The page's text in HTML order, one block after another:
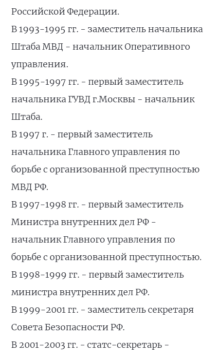
Российской Федерации.
В 1993-1995 гг. - заместитель начальника
Штаба МВД - начальник Оперативного
управления.
В 1995-1997 гг. - первый заместитель
начальника ГУВД г.Москвы - начальник
Штаба.
В 1997 г. - первый заместитель
начальника Главного управления по
борьбе с организованной преступностью
МВД РФ.
В 1997-1998 гг. - первый заместитель
Министра внутренних дел РФ -
начальник Главного управления по
борьбе с организованной преступностью.
В 1998-1999 гг. - первый заместитель
министра внутренних дел РФ.
В 1999-2001 гг. - заместитель секретаря
Совета Безопасности РФ.
В 2001-2003 гг. - статс-секретарь -